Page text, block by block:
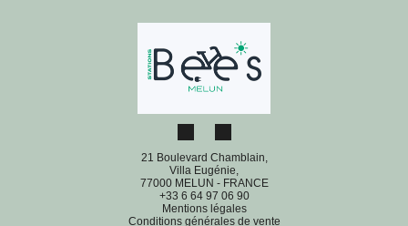
21 Boulevard Chamblain,
Villa Eugénie,
77000 MELUN - FRANCE
+33 6 64 97 06 90
Mentions légales
Conditions générales de vente